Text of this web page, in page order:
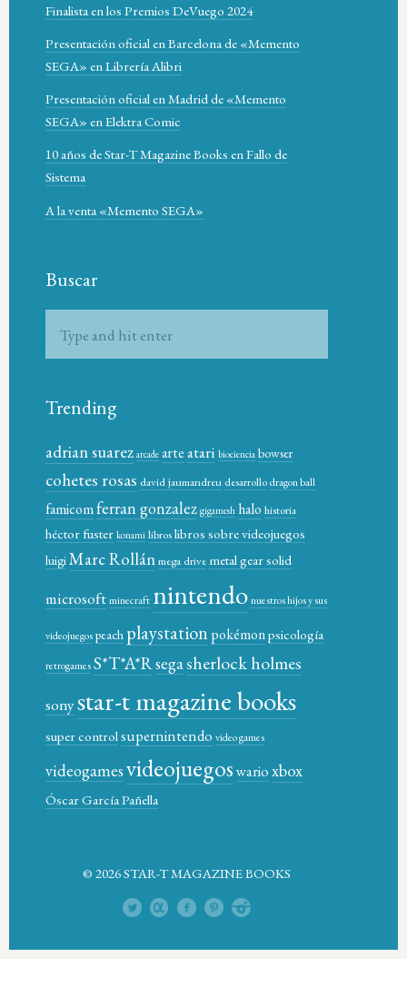
Finalista en los Premios DeVuego 2024
Presentación oficial en Barcelona de «Memento
SEGA» en Librería Alibri
Presentación oficial en Madrid de «Memento
SEGA» en Elektra Comic
10 años de Star-T Magazine Books en Fallo de
Sistema
A la venta «Memento SEGA»
Buscar
Trending
adrian suarez arcade arteatari biociencia bowser
cohetes rosas david jaumandreu desarrollodragon ball
famicomferran gonzalez gigamesh halo historia
héctor fuster konami libroslibros sobre videojuegos
luigiMarc Rollánmega drive metal gear solid
microsoftminecraft nintendonuestros hijos y sus
videojuegospeach playstationpokémonpsicología
retrogamesS*T*A*Rsegasherlock holmes
sonystar-t magazine books
super controlsupernintendo video games
videogamesvideojuegoswarioxbox
Óscar García Pañella
© 2026 STAR-T MAGAZINE BOOKS